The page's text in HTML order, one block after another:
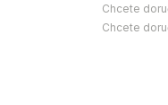
Chcete
Chcete